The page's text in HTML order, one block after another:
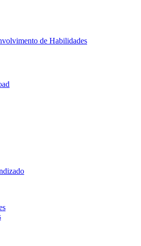
plataformas
de Habilidades